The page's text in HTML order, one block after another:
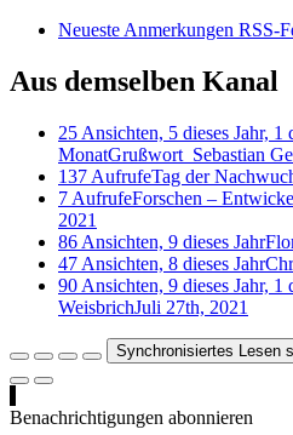
Neueste Anmerkungen RSS-
Aus demselben Kanal
25 Ansichten, 5 dieses Jahr, 1
MonatGrußwort_Sebastian
137 AufrufeTag der
7 AufrufeForschen –
2021
86 Ansichten, 9 dieses Jahr
47 Ansichten, 8 dieses Jahr
90 Ansichten, 9 dieses Jahr, 1
WeisbrichJuli 27th, 2021
Synchronisiertes Lesen
Benachrichtigungen abonnieren